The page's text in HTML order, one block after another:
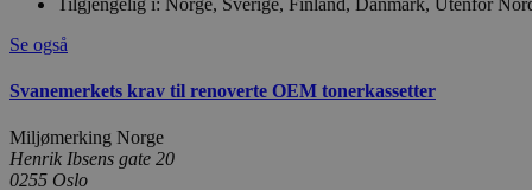
Se også
Svanemerkets krav til renoverte OEM tonerkassetter
Miljømerking Norge
Henrik Ibsens gate 20
0255 Oslo